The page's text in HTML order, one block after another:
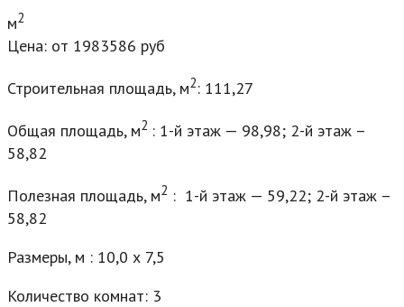
м2
Цена: от 1983586 руб
Строительная площадь, м2: 111,27
Общая площадь, м2 : 1-й этаж — 98,98; 2-й этаж –
58,82
Полезная площадь, м2 : 1-й этаж — 59,22; 2-й этаж –
58,82
Размеры, м : 10,0 х 7,5
Количество комнат: 3